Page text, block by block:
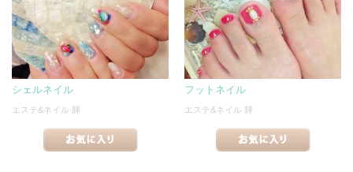
シェルネイル
エステ&ネイル 輝
フットネイル
エステ&ネイル 輝